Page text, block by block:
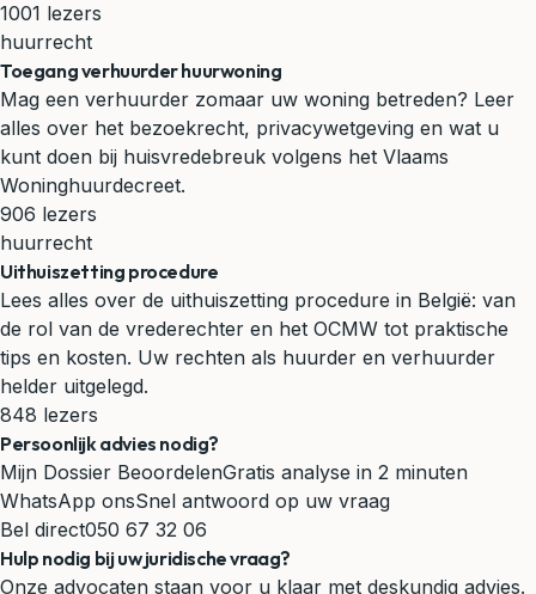
1001 lezers
huurrecht
Toegang verhuurder huurwoning
Mag een verhuurder zomaar uw woning betreden? Leer
alles over het bezoekrecht, privacywetgeving en wat u
kunt doen bij huisvredebreuk volgens het Vlaams
Woninghuurdecreet.
906 lezers
huurrecht
Uithuiszetting procedure
Lees alles over de uithuiszetting procedure in België: van
de rol van de vrederechter en het OCMW tot praktische
tips en kosten. Uw rechten als huurder en verhuurder
helder uitgelegd.
848 lezers
Persoonlijk advies nodig?
Mijn Dossier BeoordelenGratis analyse in 2 minuten
WhatsApp onsSnel antwoord op uw vraag
Bel direct050 67 32 06
Hulp nodig bij uw juridische vraag?
Onze advocaten staan voor u klaar met deskundig advies.